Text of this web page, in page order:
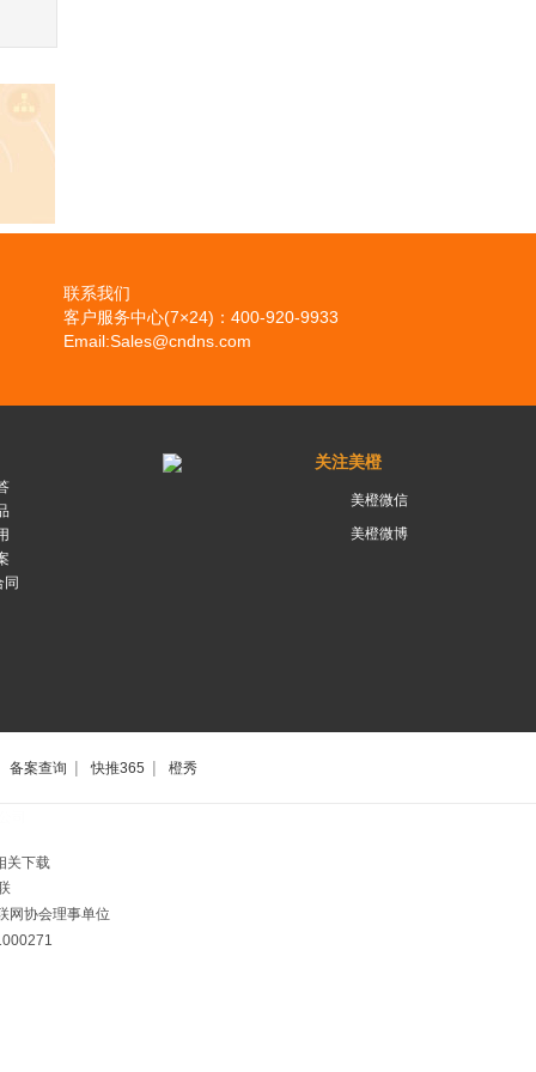
联系我们
客户服务中心(7×24)：400-920-9933
Email:Sales@cndns.com
同
关注美橙
美橙微信
美橙微博
备案查询 | 快推365 | 橙秀
关下载
网协会理事单位